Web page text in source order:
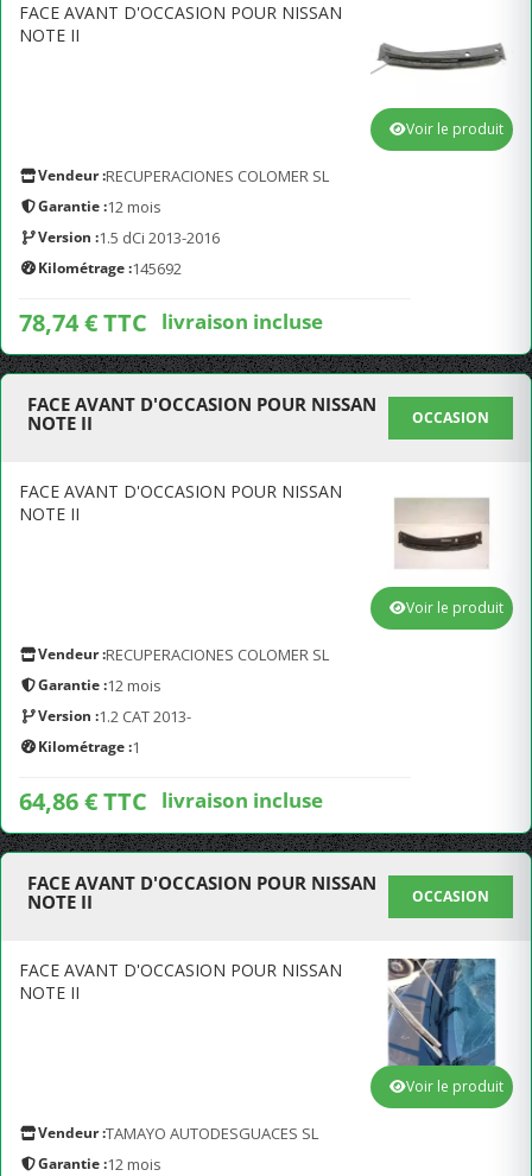
FACE AVANT D'OCCASION POUR NISSAN
NOTE II
Vendeur :RECUPERACIONES COLOMER SL
Garantie :12 mois
Version :1.5 dCi 2013-2016
Kilométrage :145692
78,74 € TTC livraison incluse
Voir le produit
FACE AVANT D'OCCASION POUR NISSAN
NOTE II
OCCASION
FACE AVANT D'OCCASION POUR NISSAN
NOTE II
Vendeur :RECUPERACIONES COLOMER SL
Garantie :12 mois
Version :1.2 CAT 2013-
Kilométrage :1
64,86 € TTC livraison incluse
Voir le produit
FACE AVANT D'OCCASION POUR NISSAN
NOTE II
OCCASION
FACE AVANT D'OCCASION POUR NISSAN
NOTE II
Vendeur :TAMAYO AUTODESGUACES SL
Garantie :12 mois
Voir le produit